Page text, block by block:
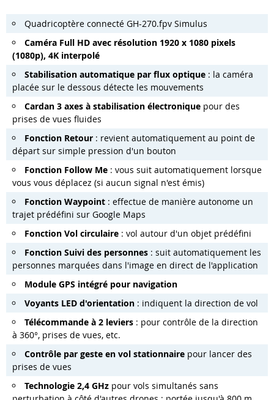
Quadricoptère connecté GH-270.fpv Simulus
Caméra Full HD avec résolution 1920 x 1080 pixels
(1080p), 4K interpolé
Stabilisation automatique par flux optique : la caméra
placée sur le dessous détecte les mouvements
Cardan 3 axes à stabilisation électronique pour des
prises de vues fluides
Fonction Retour : revient automatiquement au point de
départ sur simple pression d'un bouton
Fonction Follow Me : vous suit automatiquement lorsque
vous vous déplacez (si aucun signal n'est émis)
Fonction Waypoint : effectue de manière autonome un
trajet prédéfini sur Google Maps
Fonction Vol circulaire : vol autour d'un objet prédéfini
Fonction Suivi des personnes : suit automatiquement les
personnes marquées dans l'image en direct de l'application
Module GPS intégré pour navigation
Voyants LED d'orientation : indiquent la direction de vol
Télécommande à 2 leviers : pour contrôle de la direction
à 360°, prises de vues, etc.
Contrôle par geste en vol stationnaire pour lancer des
prises de vues
Technologie 2,4 GHz pour vols simultanés sans